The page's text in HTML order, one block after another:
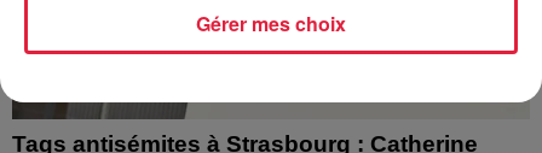
Tags antisémites à Strasbourg : Catherine
Gérer mes choix